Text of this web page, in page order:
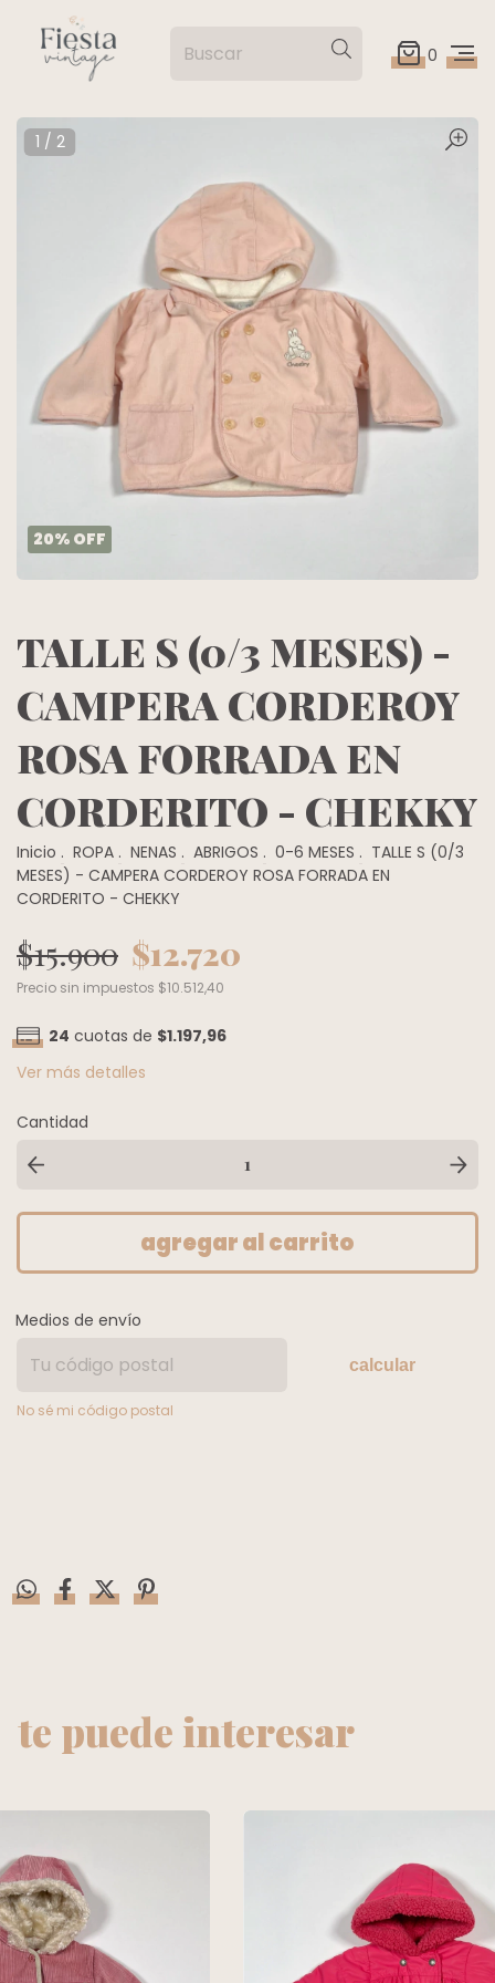
0
TALLE S (0/3 MESES) -
CAMPERA CORDEROY
ROSA FORRADA EN
CORDERITO - CHEKKY
Inicio . ROPA . NENAS . ABRIGOS . 0-6 MESES . TALLE S (0/3
MESES) - CAMPERA CORDEROY ROSA FORRADA EN
CORDERITO - CHEKKY
$15.900 $12.720
Precio sin impuestos $10.512,40
24 cuotas de $1.197,96
Ver más detalles
Cantidad
Medios de envío
calcular
No sé mi código postal
20% OFF
1 / 2
te puede interesar